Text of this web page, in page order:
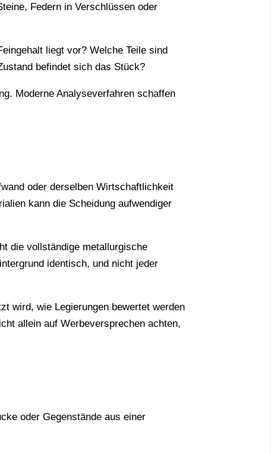
Federn in Verschlüssen oder
liegt vor? Welche Teile sind
befindet sich das Stück?
Moderne Analyseverfahren schaffen
oder derselben Wirtschaftlichkeit
kann die Scheidung aufwendiger
die vollständige metallurgische
identisch, und nicht jeder
wird, wie Legierungen bewertet werden
allein auf Werbeversprechen achten,
oder Gegenstände aus einer